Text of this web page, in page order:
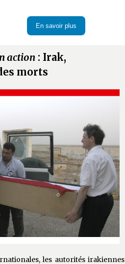
En savoir plus
action : Irak,
morts
les autorités irakiennes